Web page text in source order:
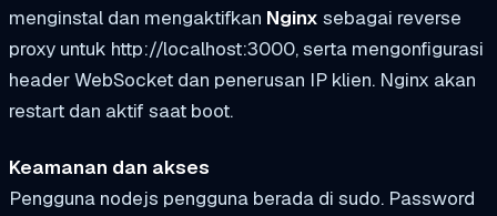
menginstal dan mengaktifkan Nginx sebagai reverse
proxy untuk http://localhost:3000, serta mengonfigurasi
header WebSocket dan penerusan IP klien. Nginx akan
restart dan aktif saat boot.
Keamanan dan akses
Pengguna nodejs pengguna berada di sudo. Password